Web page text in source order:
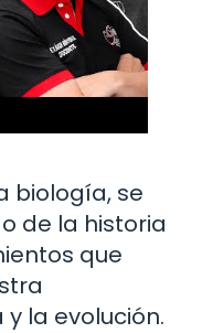
biología, se
de la historia
que
la evolución.